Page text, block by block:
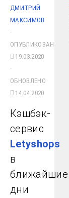
ДМИТРИЙ
МАКСИМОВ
·
ОПУБЛИКОВАНО
19.03.2020
·
ОБНОВЛЕНО
14.04.2020
Кэшбэк-
сервис
Letyshops
в
ближайшие
дни